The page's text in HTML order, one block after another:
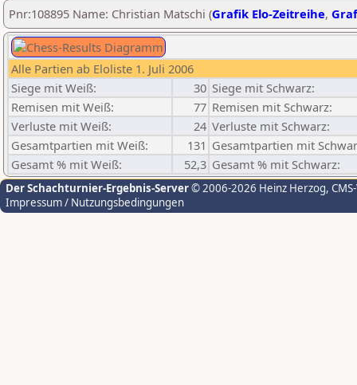
Pnr:108895 Name: Christian Matschi (Grafik Elo-Zeitreihe,
Alle Partien ab Eloliste 1. Juli 2006
Siege mit Weiß:
30 Siege mit Schwarz:
Remisen mit Weiß:
77 Remisen mit Schwarz:
Verluste mit Weiß:
24 Verluste mit Schwarz:
Gesamtpartien mit Weiß:
131 Gesamtpartien mit
Gesamt % mit Weiß:
52,3 Gesamt % mit Schwarz:
Der Schachturnier-Ergebnis-Server© 2006-2026 Heinz Herzog,
Impressum / Nutzungsbedingungen